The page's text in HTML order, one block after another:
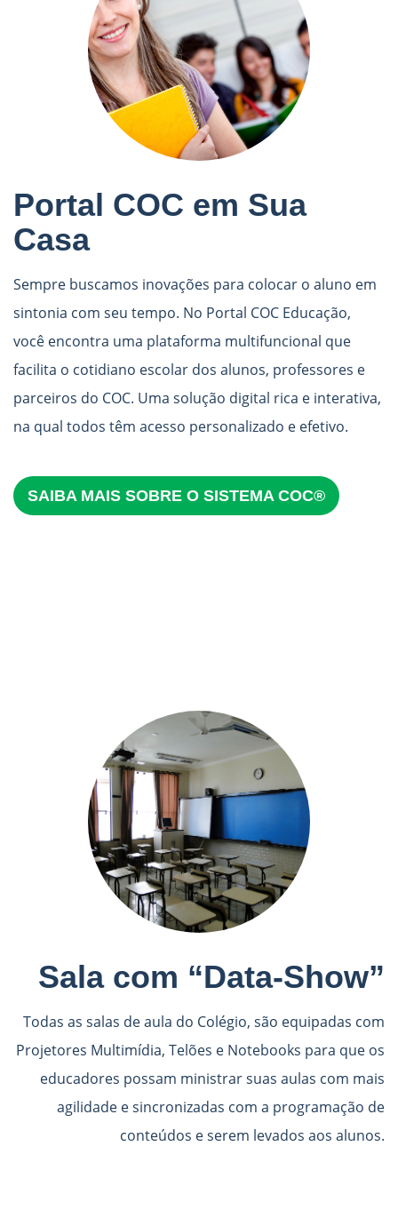
Portal COC em Sua
Casa
Sempre buscamos inovações para colocar o aluno em
sintonia com seu tempo. No Portal COC Educação,
você encontra uma plataforma multifuncional que
facilita o cotidiano escolar dos alunos, professores e
parceiros do COC. Uma solução digital rica e interativa,
na qual todos têm acesso personalizado e efetivo.
SAIBA MAIS SOBRE O SISTEMA COC®
Sala com “Data-Show”
Todas as salas de aula do Colégio, são equipadas com
Projetores Multimídia, Telões e Notebooks para que os
educadores possam ministrar suas aulas com mais
agilidade e sincronizadas com a programação de
conteúdos e serem levados aos alunos.